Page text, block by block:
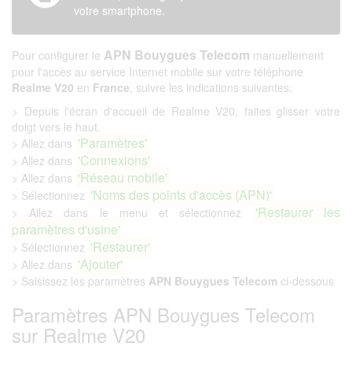
votre smartphone.
Pour configurer le APN Bouygues Telecom manuellement
pour l'accès au service Internet mobile sur votre téléphone
Realme V20 en France, suivre les indications suivantes:
> Depuis l'écran d'accueil de Realme V20, faites glisser votre
doigt vers le haut.
> Allez dans 'Paramètres'
> Allez dans 'Connexions'
> Allez dans 'Réseau mobile'
> Sélectionnez 'Noms des points d'accès (APN)'
> Allez dans le menu et sélectionnez
'Restaurer les
paramètres d'usine'
> Sélectionnez 'Restaurer'
> Allez dans 'Ajouter'
> Saisissez les paramètres APN Bouygues Telecom ci-dessous
Paramètres APN Bouygues Telecom
sur Realme V20